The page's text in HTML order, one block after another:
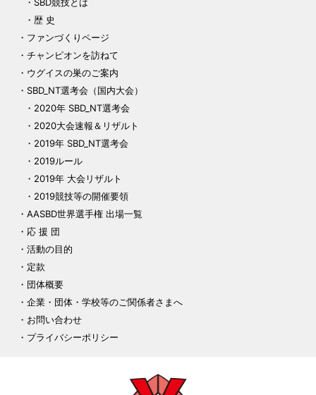
歴 史
ファンづくりページ
チャンピオンを訪ねて
ウグイスの巣のご案内
SBD_NT選考会（国内大会）
2020年 SBD_NT選考会
2020大会速報＆リザルト
2019年 SBD_NT選考会
2019ルール
2019年 大会リザルト
2019競技等の開催要領
AASBD世界選手権 出場一覧
応 援 団
活動の目的
定款
団体概要
企業・団体・学校等のご関係者さまへ
お問い合わせ
プライバシーポリシー